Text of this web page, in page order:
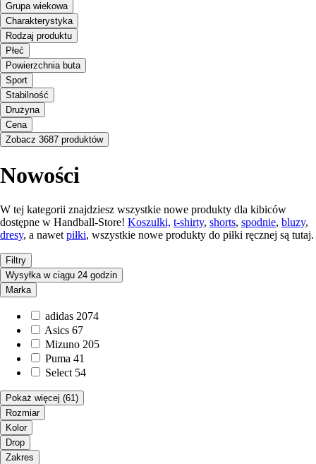
Grupa wiekowa
Charakterystyka
Rodzaj produktu
Płeć
Powierzchnia buta
Sport
Stabilność
Drużyna
Cena
Zobacz 3687 produktów
Nowości
W tej kategorii znajdziesz wszystkie nowe produkty dla kibiców
dostępne w Handball-Store! Koszulki, t-shirty, shorts, spodnie, bluzy,
dresy, a nawet piłki, wszystkie nowe produkty do piłki ręcznej są tutaj.
Filtry
Wysyłka w ciągu 24 godzin
Marka
adidas 2074
Asics 67
Mizuno 205
Puma 41
Select 54
Pokaż więcej (61)
Rozmiar
Kolor
Drop
Zakres